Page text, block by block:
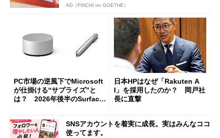
AD（FINCHI on GOETHE）
PC市場の逆風下でMicrosoft
が仕掛ける“サプライズ”と
は？ 2026年後半のSurface
日本HPはなぜ「Rakuten A
I」を採用したのか？ 岡戸社
長に直撃
SNSアカウントを着実に成長。実はみんなココ
使ってます。